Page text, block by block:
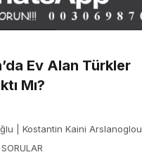
Ev Alan Türkler
Mı?
| Kostantin Kaini Arslanoglou